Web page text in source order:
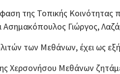
της Τοπικής Κοινότητας
Ασημακόπουλος Γιώργος,
των Μεθάνων, έχει ως
της Χερσονήσου Μεθάνων